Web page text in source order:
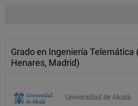
Optativa
Grado en Ingeniería Telemática
Henares, Madrid)
Universidad de Alcalá